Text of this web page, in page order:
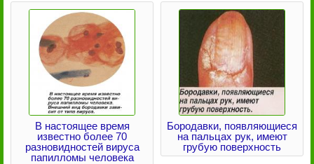
В настоящее время
известно более 70
разновидностей вируса
папилломы человека
Бородавки, появляющиеся
на пальцах рук, имеют
грубую поверхность